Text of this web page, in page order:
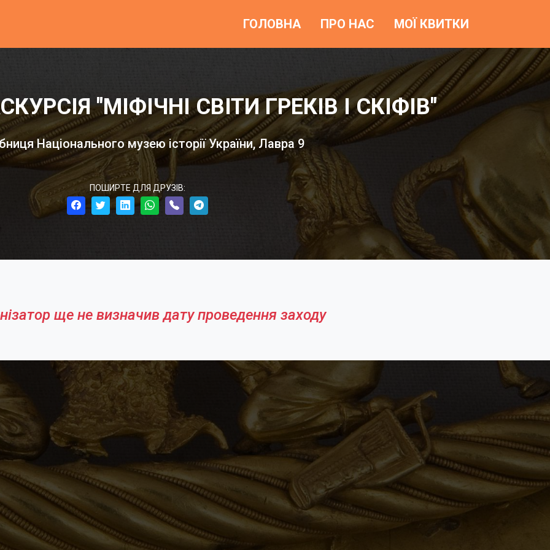
ГОЛОВНА ПРО НАС МОЇ КВИТКИ
"МІФІЧНІ СВІТИ ГРЕКІВ І СКІФІВ"
Національного музею історії України, Лавра 9
ПОШИРТЕ ДЛЯ ДРУЗІВ:
ще не визначив дату проведення заходу